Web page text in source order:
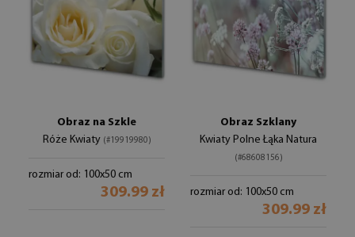
Obraz na Szkle
Róże Kwiaty (#19919980)
rozmiar od: 100x50 cm
309.99 zł
Obraz Szklany
Kwiaty Polne Łąka Natura
(#68608156)
rozmiar od: 100x50 cm
309.99 zł